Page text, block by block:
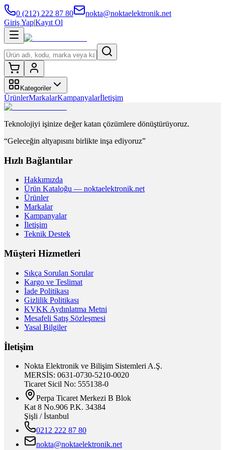
0 (212) 222 87 80
nokta@noktaelektronik.net
Giriş Yap|Kayıt Ol
Kategoriler
ÜrünlerMarkalarKampanyalarİletişim
Teknolojiyi işinize değer katan çözümlere dönüştürüyoruz.
“Geleceğin altyapısını birlikte inşa ediyoruz”
Hızlı Bağlantılar
Hakkımızda
Ürün Kataloğu — noktaelektronik.net
Ürünler
Markalar
Kampanyalar
İletişim
Teknik Destek
Müşteri Hizmetleri
Sıkça Sorulan Sorular
Kargo ve Teslimat
İade Politikası
Gizlilik Politikası
KVKK Aydınlatma Metni
Mesafeli Satış Sözleşmesi
Yasal Bilgiler
İletişim
Nokta Elektronik ve Bilişim Sistemleri A.Ş.
MERSİS: 0631-0730-5210-0020
Ticaret Sicil No: 555138-0
Perpa Ticaret Merkezi B Blok
Kat 8 No.906 P.K. 34384
Şişli / İstanbul
0212 222 87 80
nokta@noktaelektronik.net